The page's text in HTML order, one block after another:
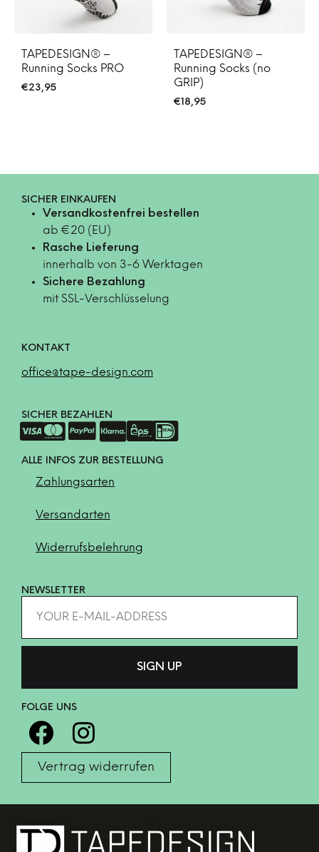
TAPEDESIGN® –
Running Socks PRO
€23,95
TAPEDESIGN® –
Running Socks (no
GRIP)
€18,95
SICHER EINKAUFEN
Versandkostenfrei bestellen
ab €20 (EU)
Rasche Lieferung
innerhalb von 3-6 Werktagen
Sichere Bezahlung
mit SSL-Verschlüsselung
KONTAKT
office@tape-design.com
SICHER BEZAHLEN
ALLE INFOS ZUR BESTELLUNG
Zahlungsarten
Versandarten
Widerrufsbelehrung
NEWSLETTER
FOLGE UNS
Vertrag widerrufen